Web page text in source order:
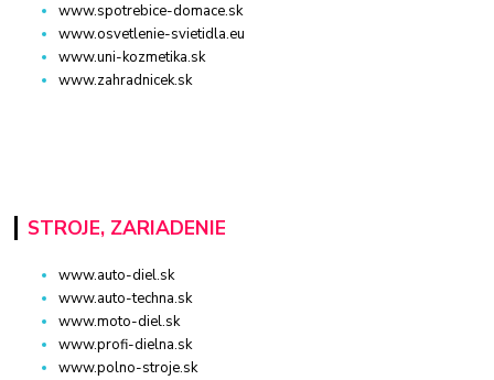
www.spotrebice-domace.sk
www.osvetlenie-svietidla.eu
www.uni-kozmetika.sk
www.zahradnicek.sk
STROJE, ZARIADENIE
www.auto-diel.sk
www.auto-techna.sk
www.moto-diel.sk
www.profi-dielna.sk
www.polno-stroje.sk